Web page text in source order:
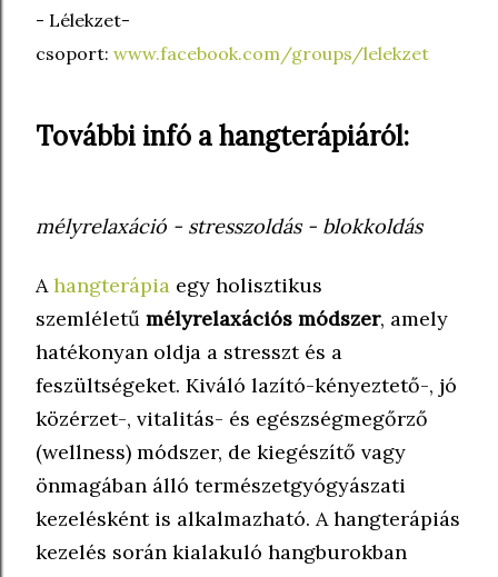
- Lélekzet-
csoport: www.facebook.com/groups/lelekzet
További infó a hangterápiáról:
mélyrelaxáció - stresszoldás - blokkoldás
Ahangterápia egy holisztikus
szemléletű mélyrelaxációs módszer, amely
hatékonyan oldja a stresszt és a
feszültségeket. Kiváló lazító-kényeztető-, jó
közérzet-, vitalitás- és egészségmegőrző
(wellness) módszer, de kiegészítő vagy
önmagában álló természetgyógyászati
kezelésként is alkalmazható. A hangterápiás
kezelés során kialakuló hangburokban